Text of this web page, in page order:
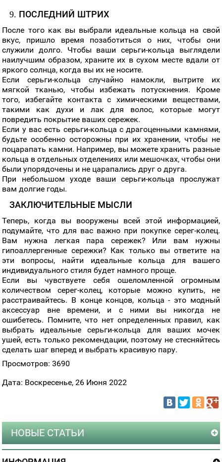
9. ПОСЛЕДНИЙ ШТРИХ
После того как вы выбрали идеальные кольца на свой
вкус, пришло время позаботиться о них, чтобы они
служили долго. Чтобы ваши серьги-кольца выглядели
наилучшим образом, храните их в сухом месте вдали от
яркого солнца, когда вы их не носите.
Если серьги-кольца случайно намокли, вытрите их
мягкой тканью, чтобы избежать потускнения. Кроме
того, избегайте контакта с химическими веществами,
такими как духи и лак для волос, которые могут
повредить покрытие ваших сережек.
Если у вас есть серьги-кольца с драгоценными камнями,
будьте особенно осторожны при их хранении, чтобы не
поцарапать камни. Например, вы можете хранить разные
кольца в отдельных отделениях или мешочках, чтобы они
были упорядочены и не царапались друг о друга.
При небольшом уходе ваши серьги-кольца прослужат
вам долгие годы.
ЗАКЛЮЧИТЕЛЬНЫЕ МЫСЛИ
Теперь, когда вы вооружены всей этой информацией,
подумайте, что для вас важно при покупке серег-колец.
Вам нужна легкая пара сережек? Или вам нужны
гипоаллергенные сережки? Как только вы ответите на
эти вопросы, найти идеальные кольца для вашего
индивидуального стиля будет намного проще.
Если вы чувствуете себя ошеломленной огромным
количеством серег-колец, которые можно купить, не
расстраивайтесь. В конце концов, кольца - это модный
аксессуар вне времени, и с ними вы никогда не
ошибетесь. Помните, что нет определенных правил, как
выбрать идеальные серьги-кольца для ваших мочек
ушей, есть только рекомендации, поэтому не стесняйтесь
сделать шаг вперед и выбрать красивую пару.
Просмотров: 3690
Дата: Воскресенье, 26 Июня 2022
НОВЫЕ СТАТЬИ